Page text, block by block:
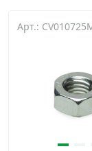
Арт.: